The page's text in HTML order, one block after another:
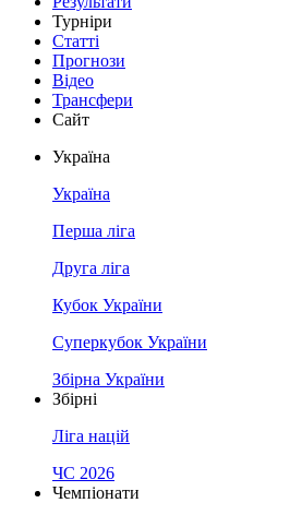
Турніри
Статті
Прогнози
Відео
Трансфери
Сайт
Україна
Україна
Перша ліга
Друга ліга
Кубок України
Суперкубок України
Збірна України
Збірні
Ліга націй
ЧС 2026
Чемпіонати